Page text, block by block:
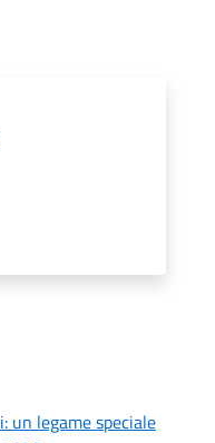
un legame speciale